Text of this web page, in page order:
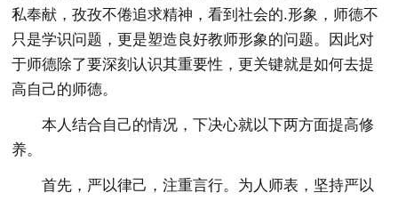
私奉献，孜孜不倦追求精神，看到社会的.形象，师德不
只是学识问题，更是塑造良好教师形象的问题。因此对
于师德除了要深刻认识其重要性，更关键就是如何去提
高自己的师德。
本人结合自己的情况，下决心就以下两方面提高修
养。
首先，严以律己，注重言行。为人师表，坚持严以